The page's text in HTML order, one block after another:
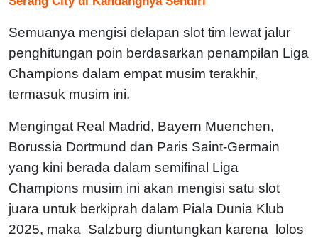
Semuanya mengisi delapan slot tim lewat jalur
penghitungan poin berdasarkan penampilan Liga
Champions dalam empat musim terakhir,
termasuk musim ini.
Mengingat Real Madrid, Bayern Muenchen,
Borussia Dortmund dan Paris Saint-Germain
yang kini berada dalam semifinal Liga
Champions musim ini akan mengisi satu slot
juara untuk berkiprah dalam Piala Dunia Klub
2025, maka Salzburg diuntungkan karena lolos